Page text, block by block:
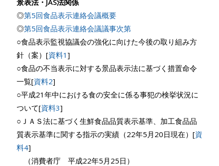
◎第5回食品表示連絡会議概要
◎第5回食品表示連絡会議議事次第
○食品表示監視協議会の強化に向けた今後の取り組み方
針（案）[資料1 ]
○食品の不当表示に対する景品表示法に基づく措置命令
一覧[資料2]
○平成21年中における食の安全に係る事犯の検挙状況に
ついて[資料3]
○ＪＡＳ法に基づく生鮮食品品質表示基準、加工食品品
質表示基準に関する指示の実績（22年5月20日現在）[資
料4]
（消費者庁 平成22年5月25日）